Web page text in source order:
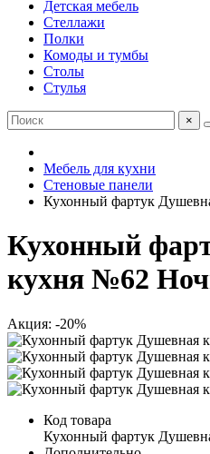
Детская мебель
Стеллажи
Полки
Комоды и тумбы
Столы
Стулья
×
Мебель для кухни
Стеновые панели
Кухонный фартук
Кухонный
кухня №62
Акция: -20%
Код товара
Кухонный фартук